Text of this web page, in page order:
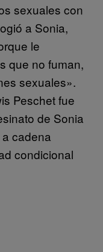
sexuales con
a Sonia,
le
que no fuman,
sexuales».
Peschet fue
de Sonia
cadena
condicional